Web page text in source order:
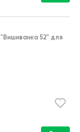
"Вишиванка 52" для